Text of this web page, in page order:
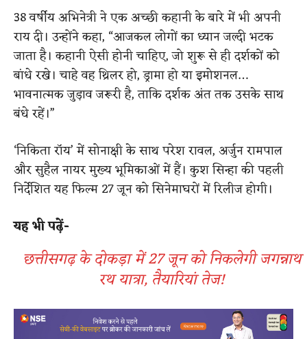
38 वर्षीय अभिनेत्री ने एक अच्छी कहानी के बारे में भी अपनी
राय दी। उन्होंने कहा, “आजकल लोगों का ध्यान जल्दी भटक
जाता है। कहानी ऐसी होनी चाहिए, जो शुरू से ही दर्शकों को
बांधे रखे। चाहे वह थ्रिलर हो, ड्रामा हो या इमोशनल…
भावनात्मक जुड़ाव जरूरी है, ताकि दर्शक अंत तक उसके साथ
बंधे रहें।”
‘निकिता रॉय’ में सोनाक्षी के साथ परेश रावल, अर्जुन रामपाल
और सुहैल नायर मुख्य भूमिकाओं में हैं। कुश सिन्हा की पहली
निर्देशित यह फिल्म 27 जून को सिनेमाघरों में रिलीज होगी।
यह भी पढ़ें-
छत्तीसगढ़ के दोकड़ा में 27 जून को निकलेगी जगन्नाथ
रथ यात्रा, तैयारियां तेज!